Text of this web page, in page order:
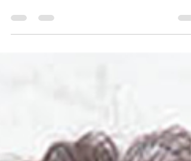
增添不少色彩，就像今回到貨的鏡框以黑色和灰色
配上淺香檳金，令整個鏡框貴氣感提昇不少。 而在